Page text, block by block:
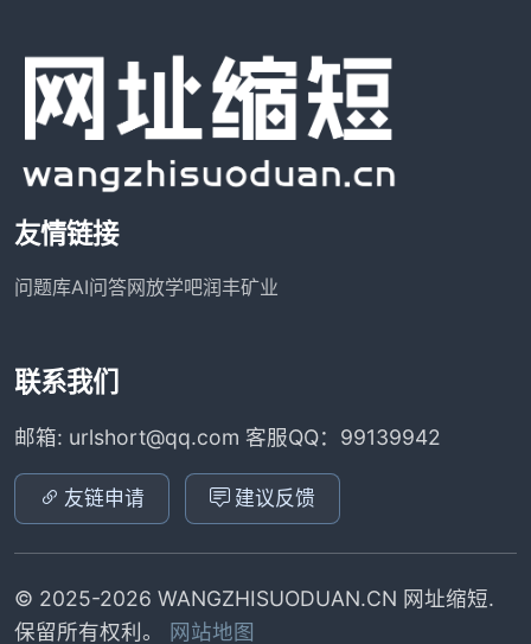
友情链接
问题库AI问答网放学吧润丰矿业
联系我们
邮箱: urlshort@qq.com 客服QQ：99139942
友链申请 建议反馈
© 2025-2026 WANGZHISUODUAN.CN 网址缩短.
保留所有权利。
网站地图